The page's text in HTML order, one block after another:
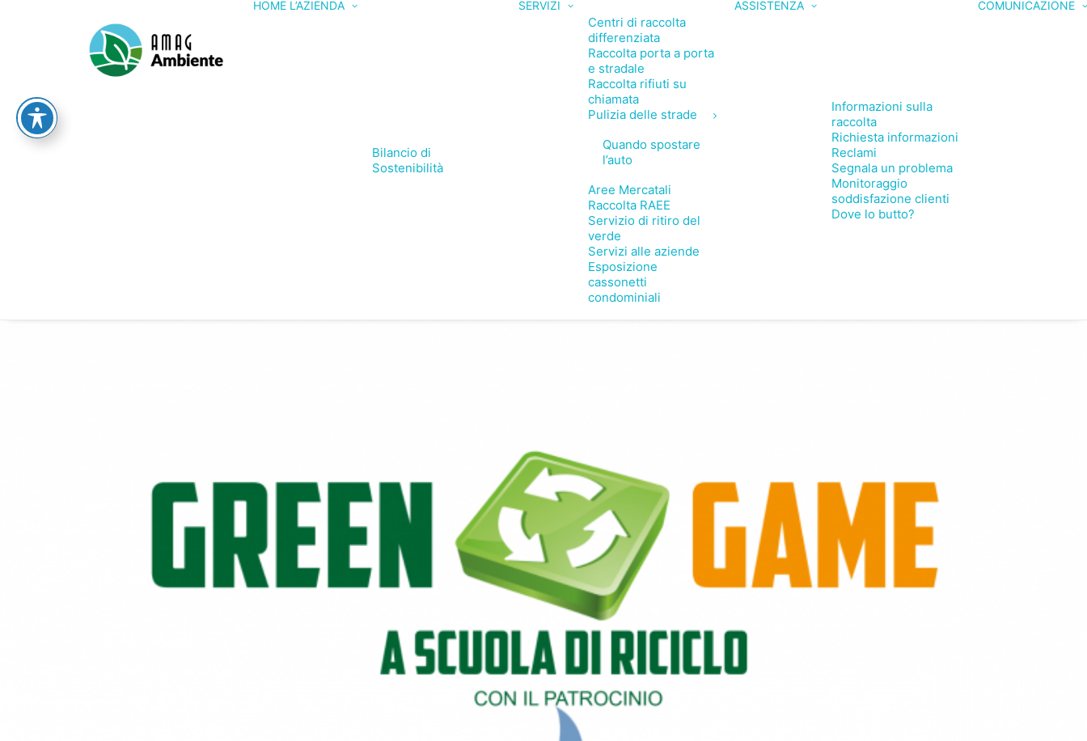
HOME L’AZIENDA
Bilancio di
Sostenibilità
SERVIZI
Centri di raccolta
differenziata
Raccolta porta a porta
e stradale
Raccolta rifiuti su
chiamata
Pulizia delle strade
Quando spostare
l’auto
Aree Mercatali
Raccolta RAEE
Servizio di ritiro del
verde
Servizi alle aziende
Esposizione
cassonetti
condominiali
ASSISTENZA
Informazioni sulla
raccolta
Richiesta informazioni
Reclami
Segnala un problema
Monitoraggio
soddisfazione clienti
Dove lo butto?
COMUNICAZIONE